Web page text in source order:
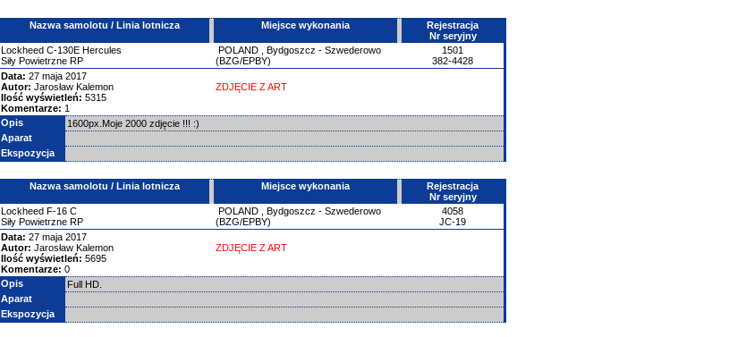
Nazwa samolotu / Linia lotnicza Miejsce wykonania
Rejestracja
Nr seryjny
Lockheed C-130E Hercules
Siły Powietrzne RP
POLAND
Bydgoszcz - Szwederowo
(BZG/EPBY)
1501
382-4428
Data: 27 maja 2017
Autor: Jarosław Kalemon
Ilość wyświetleń: 5315
Komentarze: 1
ZDJĘCIE Z ART
Opis
1600px.Moje 2000 zdjęcie !!! :)
Aparat
Ekspozycja
Nazwa samolotu / Linia lotnicza Miejsce wykonania
Rejestracja
Nr seryjny
Lockheed F-16 C
Siły Powietrzne RP
POLAND
Bydgoszcz - Szwederowo
(BZG/EPBY)
4058
JC-19
Data: 27 maja 2017
Autor: Jarosław Kalemon
Ilość wyświetleń: 5695
Komentarze: 0
ZDJĘCIE Z ART
Opis
Full HD.
Aparat
Ekspozycja